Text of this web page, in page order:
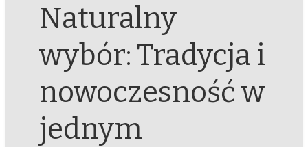
Naturalny
wybór: Tradycja i
nowoczesność w
jednym